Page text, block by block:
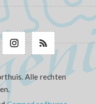
Alle rechten